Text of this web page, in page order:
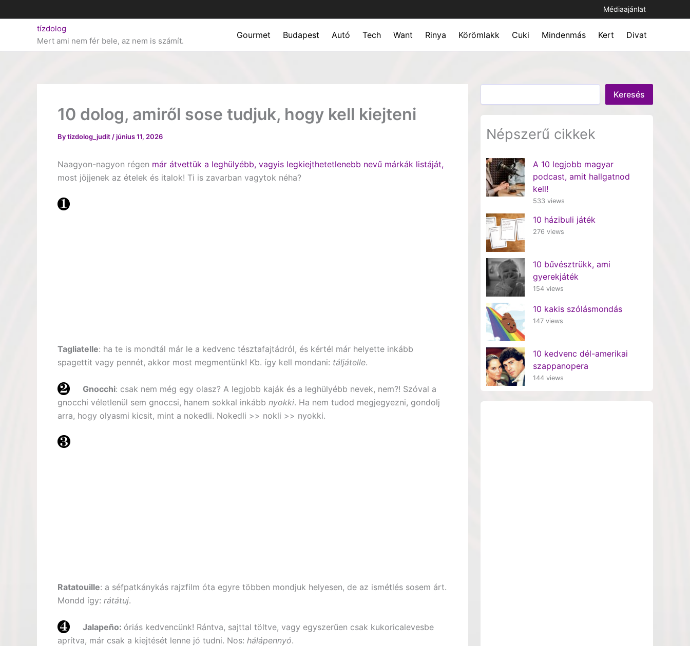
to
Médiaajánlat
tízdolog
Mert ami nem fér bele, az nem is számít.
Gourmet Budapest Autó Tech Want Rinya Körömlakk Cuki Mindenmás Kert Divat
10 dolog, amiről sose tudjuk, hogy kell kiejteni
Bytizdolog_judit /június 11, 2026
Naagyon-nagyon régen már átvettük a leghülyébb, vagyis legkiejthetetlenebb nevű márkák listáját,
most jöjjenek az ételek és italok! Ti is zavarban vagytok néha?
Tagliatelle: ha te is mondtál már le a kedvenc tésztafajtádról, és kértél már helyette inkább
spagettit vagy pennét, akkor most megmentünk! Kb. így kell mondani: táljátelle.
Gnocchi: csak nem még egy olasz? A legjobb kaják és a leghülyébb nevek, nem?! Szóval a
gnocchi véletlenül sem gnoccsi, hanem sokkal inkább nyokki. Ha nem tudod megjegyezni, gondolj
arra, hogy olyasmi kicsit, mint a nokedli. Nokedli >> nokli >> nyokki.
Ratatouille: a séfpatkánykás rajzfilm óta egyre többen mondjuk helyesen, de az ismétlés sosem árt.
Mondd így: rátátuj.
Jalapeño: óriás kedvencünk! Rántva, sajttal töltve, vagy egyszerűen csak kukoricalevesbe
aprítva, már csak a kiejtését lenne jó tudni. Nos: hálápennyó.
Keresés
Népszerű cikkek
A 10 legjobb magyar
podcast, amit hallgatnod
kell!
533 views
10 házibuli játék
276 views
10 bűvésztrükk, ami
gyerekjáték
154 views
10 kakis szólásmondás
147 views
10 kedvenc dél-amerikai
szappanopera
144 views